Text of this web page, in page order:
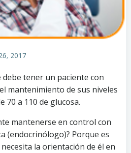
2017
debe tener un paciente con
mantenimiento de sus niveles
70 a 110 de glucosa.
mantenerse en control con
(endocrinólogo)? Porque es
la orientación de él en